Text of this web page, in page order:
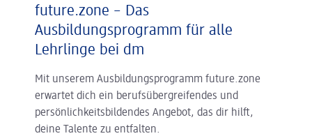
future.zone – Das
Ausbildungsprogramm für alle
Lehrlinge bei dm
Mit unserem Ausbildungsprogramm future.zone
erwartet dich ein berufsübergreifendes und
persönlichkeitsbildendes Angebot, das dir hilft,
deine Talente zu entfalten.